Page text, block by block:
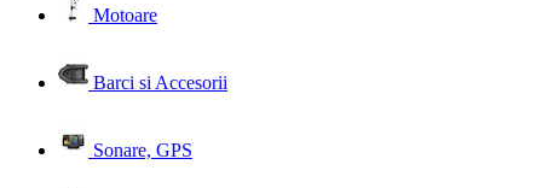
Motoare
Barci si Accesorii
Sonare, GPS